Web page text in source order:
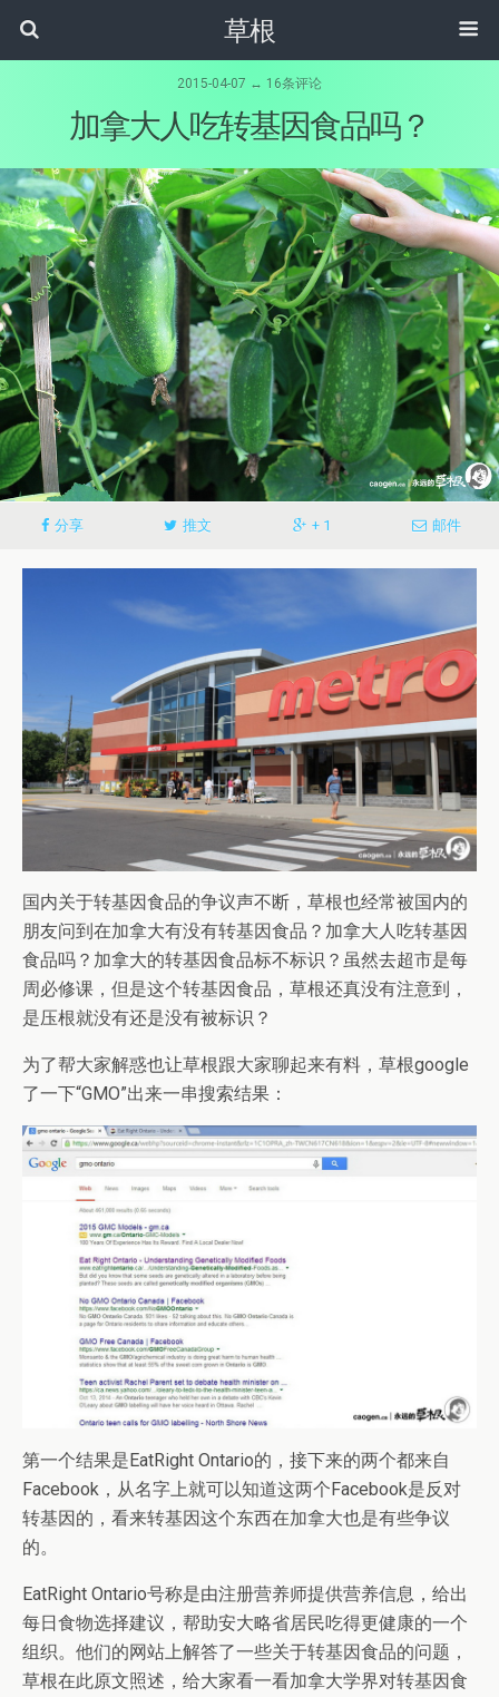
草根
2015-04-07 ↔ 16条评论
加拿大人吃转基因食品吗？
分享 推文 + 1 邮件
国内关于转基因食品的争议声不断，草根也经常被国内的
朋友问到在加拿大有没有转基因食品？加拿大人吃转基因
食品吗？加拿大的转基因食品标不标识？虽然去超市是每
周必修课，但是这个转基因食品，草根还真没有注意到，
是压根就没有还是没有被标识？
为了帮大家解惑也让草根跟大家聊起来有料，草根google
了一下“GMO”出来一串搜索结果：
第一个结果是EatRight Ontario的，接下来的两个都来自
Facebook，从名字上就可以知道这两个Facebook是反对
转基因的，看来转基因这个东西在加拿大也是有些争议
的。
EatRight Ontario号称是由注册营养师提供营养信息，给出
每日食物选择建议，帮助安大略省居民吃得更健康的一个
组织。他们的网站上解答了一些关于转基因食品的问题，
草根在此原文照述，给大家看一看加拿大学界对转基因食